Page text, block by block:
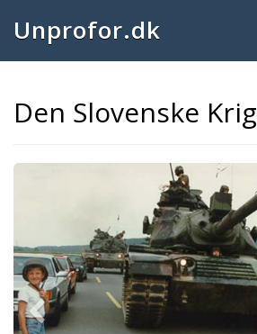
Unprofor.dk
Den Slovenske Krig
Previous